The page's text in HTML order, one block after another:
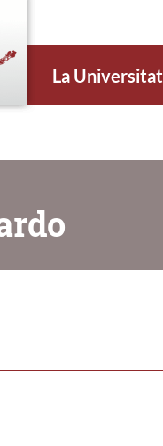
La Universitat